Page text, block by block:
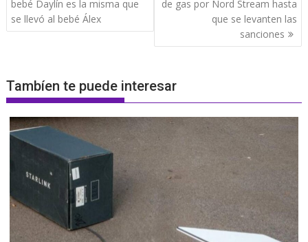
entradas
bebé Daylín es la misma que
se llevó al bebé Álex
de gas por Nord Stream hasta
que se levanten las
sanciones
Tambíen te puede interesar